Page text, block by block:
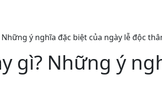
ý nghĩa đặc biệt của ngày lễ độc
gì? Những ý